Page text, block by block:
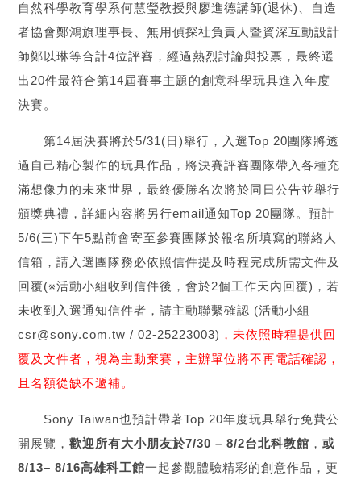
自然科學教育學系何慧瑩教授與廖進德講師(退休)、自造
者協會鄭鴻旗理事長、無用偵探社負責人暨資深互動設計
師鄭以琳等合計4位評審，經過熱烈討論與投票，最終選
出20件最符合第14屆賽事主題的創意科學玩具進入年度
決賽。
第14屆決賽將於5/31(日)舉行，入選Top 20團隊將透
過自己精心製作的玩具作品，將決賽評審團隊帶入各種充
滿想像力的未來世界，最終優勝名次將於同日公告並舉行
頒獎典禮，詳細內容將另行email通知Top 20團隊。預計
5/6(三)下午5點前會寄至參賽團隊於報名所填寫的聯絡人
信箱，請入選團隊務必依照信件提及時程完成所需文件及
回覆(※活動小組收到信件後，會於2個工作天內回覆)，若
未收到入選通知信件者，請主動聯繫確認 (活動小組
csr@sony.com.tw / 02-25223003) ，未依照時程提供回
覆及文件者，視為主動棄賽，主辦單位將不再電話確認，
且名額從缺不遞補。
Sony Taiwan也預計帶著Top 20年度玩具舉行免費公
開展覽，歡迎所有大小朋友於7/30 – 8/2台北科教館 ，或
8/13– 8/16高雄科工館一起參觀體驗精彩的創意作品，更